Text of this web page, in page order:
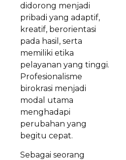
didorong menjadi
pribadi yang adaptif,
kreatif, berorientasi
pada hasil, serta
memiliki etika
pelayanan yang tinggi.
Profesionalisme
birokrasi menjadi
modal utama
menghadapi
perubahan yang
begitu cepat.
Sebagai seorang